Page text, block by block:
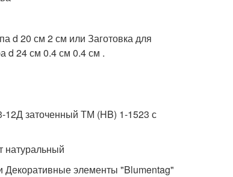
d 20 см 2 см или Заготовка для
d 24 см 0.4 см 0.4 см .
заточенный ТМ (HB) 1-1523 с
натуральный
Декоративные элементы "Blumentag"